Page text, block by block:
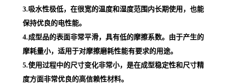
3.吸水性极低，在很宽的温度和湿度范围内长期使用，也能
保持优良的电性能。
4.成型品的表面非常平滑，具有低的摩擦系数。由于产生的
摩耗量小，适用于对摩擦磨耗性能有要求的用途。
5.使用过程中的尺寸变化非常小，是在成型稳定性和尺寸精
度方面非常优良的高信赖性材料。